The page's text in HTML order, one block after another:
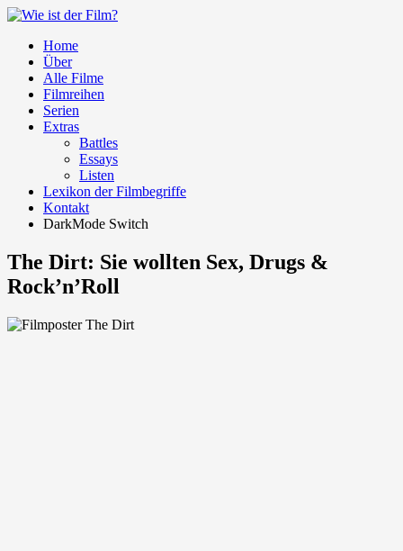
Home
Über
Alle Filme
Filmreihen
Serien
Extras
Battles
Essays
Listen
Lexikon der Filmbegriffe
Kontakt
DarkMode Switch
The Dirt: Sie wollten Sex, Drugs &
Rock’n’Roll